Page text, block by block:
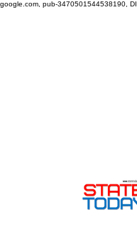
google.com, pub-3470501544538190,